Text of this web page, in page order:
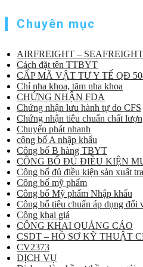
Chuyên mục
AIRFREIGHT – SEAFREIGHT
Cách đặt tên TTBYT
CẤP MÃ VẬT TƯ Y TẾ QĐ
Chỉ nha khoa, tăm nha khoa
CHỨNG NHẬN FDA
Chứng nhận lưu hành tự do CFS
Chứng nhận tiêu chuẩn chất
Chuyển phát nhanh
công bố A nhập khẩu
Công bố B hàng TBYT
CÔNG BỐ ĐỦ ĐIỀU KIỆN
Công bố đủ điều kiện sản xuất
Công bố mỹ phẩm
Công bố Mỹ phẩm Nhập khẩu
Công bố tiêu chuẩn áp dụng
Công khai giá
CÔNG KHAI QUẢNG CÁO
CSDT – HỒ SƠ KỸ THUẬT
CV2373
DỊCH VỤ